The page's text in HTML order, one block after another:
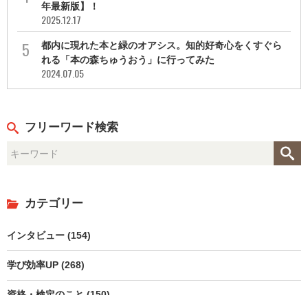
年最新版】！
2025.12.17
都内に現れた本と緑のオアシス。知的好奇心をくすぐら
れる「本の森ちゅうおう」に行ってみた
2024.07.05
フリーワード検索
カテゴリー
インタビュー (154)
学び効率UP (268)